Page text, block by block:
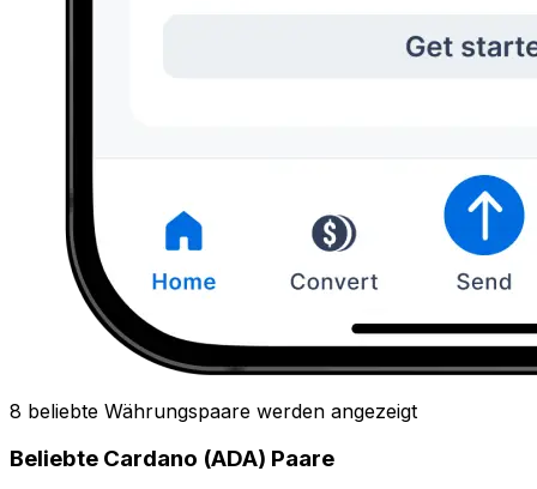
8 beliebte Währungspaare werden angezeigt
Beliebte Cardano (ADA) Paare